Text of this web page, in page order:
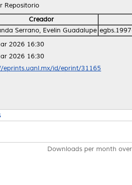
Repositorio
Creador
Serrano, Evelin Guadalupe
2026 16:30
2026 16:30
eprints.uanl.mx/id/eprint/31165
Downloads per month